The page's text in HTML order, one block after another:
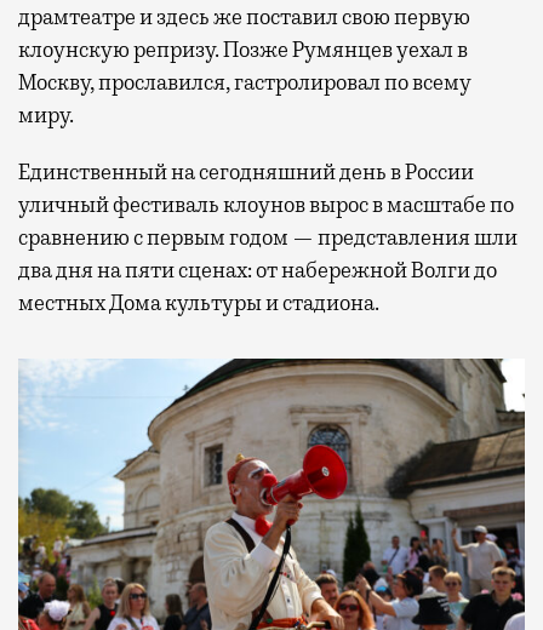
драмтеатре и здесь же поставил свою первую
клоунскую репризу. Позже Румянцев уехал в
Москву, прославился, гастролировал по всему
миру.
Единственный на сегодняшний день в России
уличный фестиваль клоунов вырос в масштабе по
сравнению с первым годом — представления шли
два дня на пяти сценах: от набережной Волги до
местных Дома культуры и стадиона.